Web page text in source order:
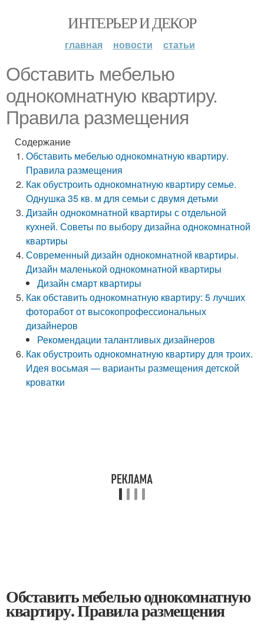
ИНТЕРЬЕР И ДЕКОР
главная новости статьи
Обставить мебелью
однокомнатную квартиру.
Правила размещения
Содержание
Обставить мебелью однокомнатную квартиру.
Правила размещения
Как обустроить однокомнатную квартиру семье.
Однушка 35 кв. м для семьи с двумя детьми
Дизайн однокомнатной квартиры с отдельной
кухней. Советы по выбору дизайна однокомнатной
квартиры
Современный дизайн однокомнатной квартиры.
Дизайн маленькой однокомнатной квартиры
Дизайн смарт квартиры
Как обставить однокомнатную квартиру: 5 лучших
фоторабот от высокопрофессиональных
дизайнеров
Рекомендации талантливых дизайнеров
Как обустроить однокомнатную квартиру для троих.
Идея восьмая — варианты размещения детской
кроватки
Обставить мебелью однокомнатную
квартиру. Правила размещения